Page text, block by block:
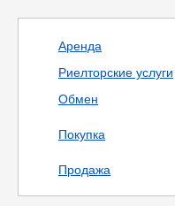
Аренда
Риелторские услуги
Обмен
Покупка
Продажа